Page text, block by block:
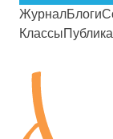
ЖурналБлоги
Классы